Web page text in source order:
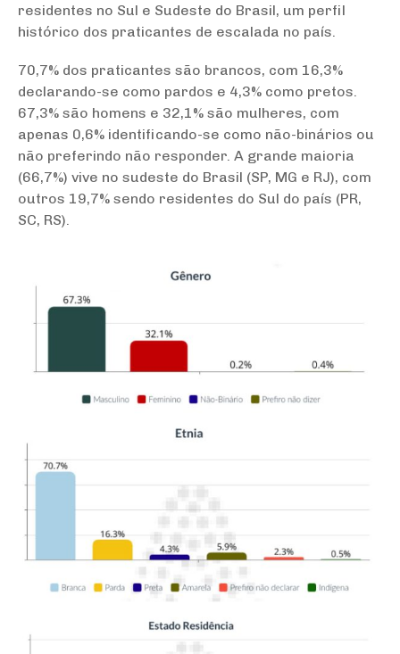
residentes no Sul e Sudeste do Brasil, um perfil
histórico dos praticantes de escalada no país.
70,7% dos praticantes são brancos, com 16,3%
declarando-se como pardos e 4,3% como pretos.
67,3% são homens e 32,1% são mulheres, com
apenas 0,6% identificando-se como não-binários ou
não preferindo não responder. A grande maioria
(66,7%) vive no sudeste do Brasil (SP, MG e RJ), com
outros 19,7% sendo residentes do Sul do país (PR,
SC, RS).